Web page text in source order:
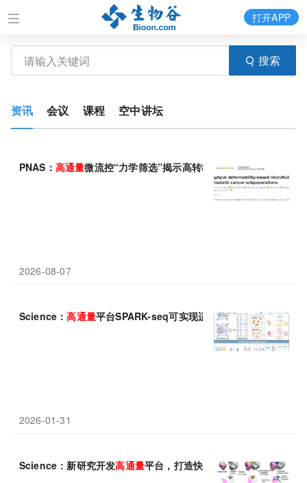
搜索
打开APP
资讯 会议 课程 空中讲坛
PNAS： 高通量微流控“力学筛选”揭示高转移癌细胞亚群
2026-08-07
Science：高通量平台SPARK-seq可实现适体发现和动力学分析
2026-01-31
Science：新研究开发高通量平台，打造快速共价蛋白药物